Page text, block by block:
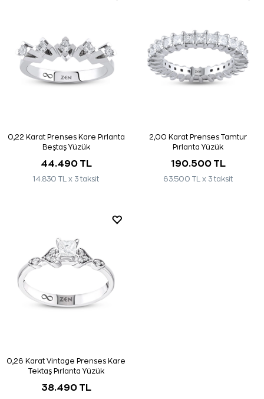
0,22 Karat Prenses Kare Pırlanta
Beştaş Yüzük
44.490 TL
14.830 TL x 3 taksit
2,00 Karat Prenses Tamtur
Pırlanta Yüzük
190.500 TL
63.500 TL x 3 taksit
0,26 Karat Vintage Prenses Kare
Tektaş Pırlanta Yüzük
38.490 TL